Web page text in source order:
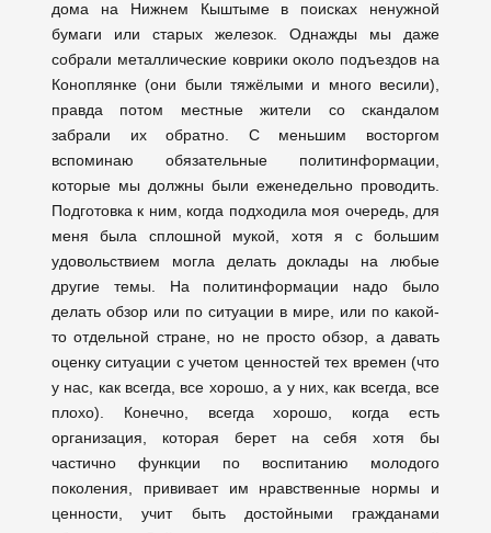
дома на Нижнем Кыштыме в поисках ненужной
бумаги или старых железок. Однажды мы даже
собрали металлические коврики около подъездов на
Коноплянке (они были тяжёлыми и много весили),
правда потом местные жители со скандалом
забрали их обратно. С меньшим восторгом
вспоминаю обязательные политинформации,
которые мы должны были еженедельно проводить.
Подготовка к ним, когда подходила моя очередь, для
меня была сплошной мукой, хотя я с большим
удовольствием могла делать доклады на любые
другие темы. На политинформации надо было
делать обзор или по ситуации в мире, или по какой-
то отдельной стране, но не просто обзор, а давать
оценку ситуации с учетом ценностей тех времен (что
у нас, как всегда, все хорошо, а у них, как всегда, все
плохо). Конечно, всегда хорошо, когда есть
организация, которая берет на себя хотя бы
частично функции по воспитанию молодого
поколения, прививает им нравственные нормы и
ценности, учит быть достойными гражданами